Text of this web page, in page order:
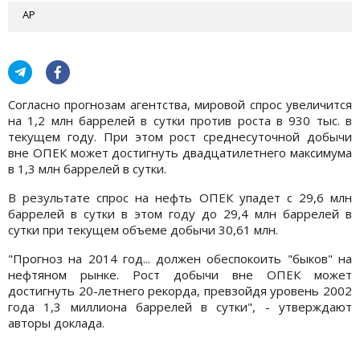
АР
Согласно прогнозам агентства, мировой спрос увеличится
на 1,2 млн баррелей в сутки против роста в 930 тыс. в
текущем году. При этом рост среднесуточной добычи
вне ОПЕК может достигнуть двадцатилетнего максимума
в 1,3 млн баррелей в сутки.
В результате спрос на нефть ОПЕК упадет с 29,6 млн
баррелей в сутки в этом году до 29,4 млн баррелей в
сутки при текущем объеме добычи 30,61 млн.
"Прогноз на 2014 год... должен обеспокоить "быков" на
нефтяном рынке. Рост добычи вне ОПЕК может
достигнуть 20-летнего рекорда, превзойдя уровень 2002
года 1,3 миллиона баррелей в сутки", - утверждают
авторы доклада.